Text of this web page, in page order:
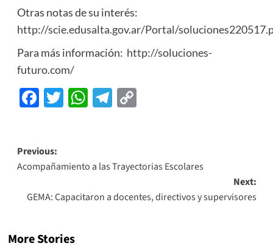
Otras notas de su interés:
http://scie.edusalta.gov.ar/Portal/
Para más información: http://soluciones-
futuro.com/
Facebook
Twitter
WhatsApp
Telegram
Copy
Previous:
Acompañamiento a las Trayectorias Escolares
Next:
GEMA: Capacitaron a docentes, directivos y supervisores
More Stories